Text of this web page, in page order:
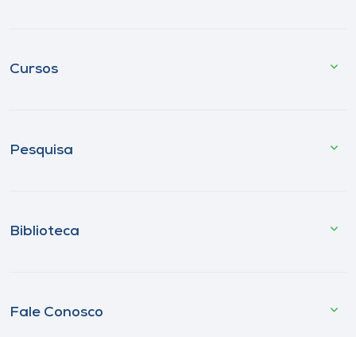
Cursos
Pesquisa
Biblioteca
Fale Conosco